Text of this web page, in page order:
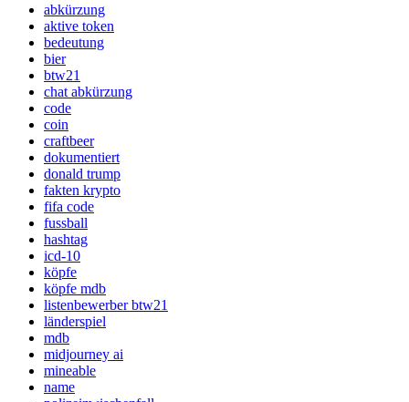
abkürzung
aktive token
bedeutung
bier
btw21
chat abkürzung
code
coin
craftbeer
dokumentiert
donald trump
fakten krypto
fifa code
fussball
hashtag
icd-10
köpfe
köpfe mdb
listenbewerber btw21
länderspiel
mdb
midjourney ai
mineable
name